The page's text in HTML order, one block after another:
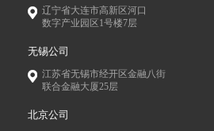
辽宁省大连市高新区河口
数字产业园区1号楼7层
无锡公司
江苏省无锡市经开区金融八街
联合金融大厦25层
北京公司